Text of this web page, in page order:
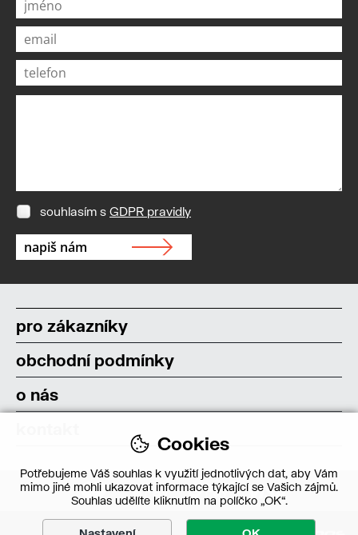
souhlasím s GDPR pravidly
pro zákazníky
obchodní podmínky
o nás
Cookies
Potřebujeme Váš souhlas k využití jednotlivých dat, aby Vám
mimo jiné mohli ukazovat informace týkající se Vašich zájmů.
Souhlas udělíte kliknutím na políčko „OK“.